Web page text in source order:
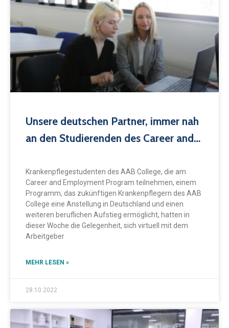
Unsere deutschen Partner, immer nah
an den Studierenden des Career and
Krankenpflegestudenten des AAB College, die am
Career and Employment Program teilnehmen, einem
Programm, das zukünftigen Krankenpflegern des AAB
College eine Anstellung in Deutschland und einen
weiteren beruflichen Aufstieg ermöglicht, hatten in
dieser Woche die Gelegenheit, sich virtuell mit dem
Arbeitgeber
MEHR LESEN »
28.10.2022